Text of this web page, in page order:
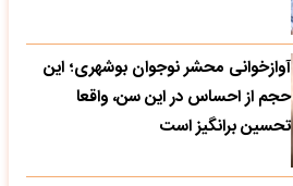
آوازخوانی محشر نوجوان بوشهری؛ این
حجم از احساس در این سن، واقعا
تحسین‌ برانگیز است